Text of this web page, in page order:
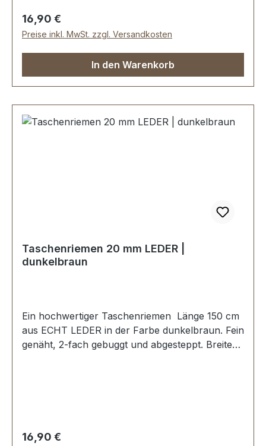
Regulärer Preis:
16,90 €
Preise inkl. MwSt. zzgl. Versandkosten
In den Warenkorb
Taschenriemen 20 mm LEDER |
dunkelbraun
Ein hochwertiger Taschenriemen Länge 150 cm
aus ECHT LEDER in der Farbe dunkelbraun. Fein
genäht, 2-fach gebuggt und abgesteppt. Breite
Regulärer Preis:
16,90 €